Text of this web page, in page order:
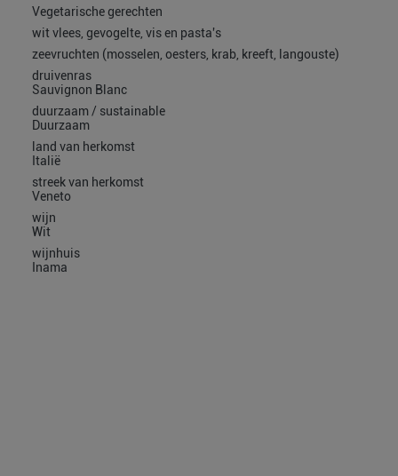
Vegetarische gerechten
wit vlees, gevogelte, vis en pasta's
zeevruchten (mosselen, oesters, krab, kreeft, langouste)
druivenras
Sauvignon Blanc
duurzaam / sustainable
Duurzaam
land van herkomst
Italië
streek van herkomst
Veneto
wijn
Wit
wijnhuis
Inama